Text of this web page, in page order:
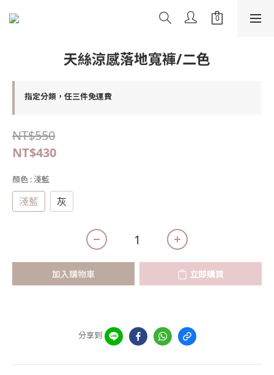
天絲涼感落地寬褲/二色
指定分類，任三件免運費
NT$550
NT$430
顏色 : 淺藍
淺藍 灰
加入購物車 立即購買
分享到